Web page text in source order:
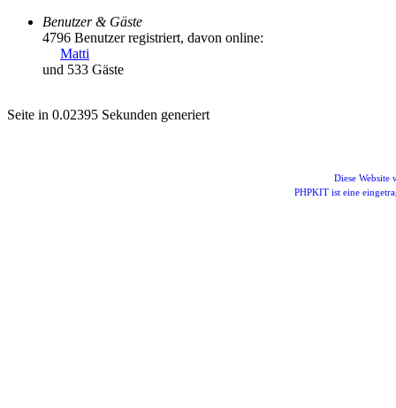
Benutzer & Gäste
4796 Benutzer registriert, davon online:
Matti
und 533 Gäste
Seite in 0.02395 Sekunden generiert
Diese Website
PHPKIT ist eine